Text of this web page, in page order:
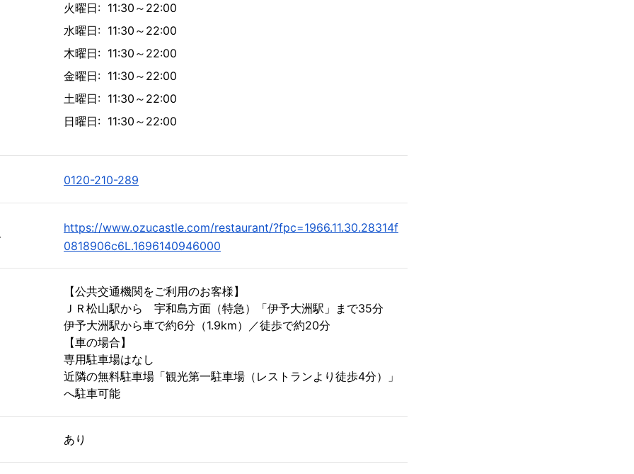
火曜日: 11:30～22:00
水曜日: 11:30～22:00
木曜日: 11:30～22:00
金曜日: 11:30～22:00
土曜日: 11:30～22:00
日曜日: 11:30～22:00
0120-210-289
https://www.ozucastle.com/restaurant/?fpc=1966.11.30.28314f
0818906c6L.1696140946000
【公共交通機関をご利用のお客様】
ＪＲ松山駅から 宇和島方面（特急）「伊予大洲駅」まで35分
伊予大洲駅から車で約6分（1.9km）／徒歩で約20分
【車の場合】
専用駐車場はなし
近隣の無料駐車場「観光第一駐車場（レストランより徒歩4分）」
へ駐車可能
あり